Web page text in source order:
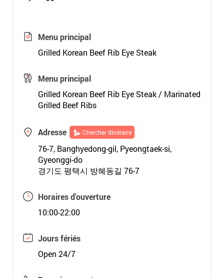
Menu principal
Grilled Korean Beef Rib Eye Steak
Menu principal
Grilled Korean Beef Rib Eye Steak / Marinated
Grilled Beef Ribs
Adresse Chercher itinéraire
76-7, Banghyedong-gil, Pyeongtaek-si,
Gyeonggi-do
경기도 평택시 방혜동길 76-7
Horaires d'ouverture
10:00-22:00
Jours fériés
Open 24/7